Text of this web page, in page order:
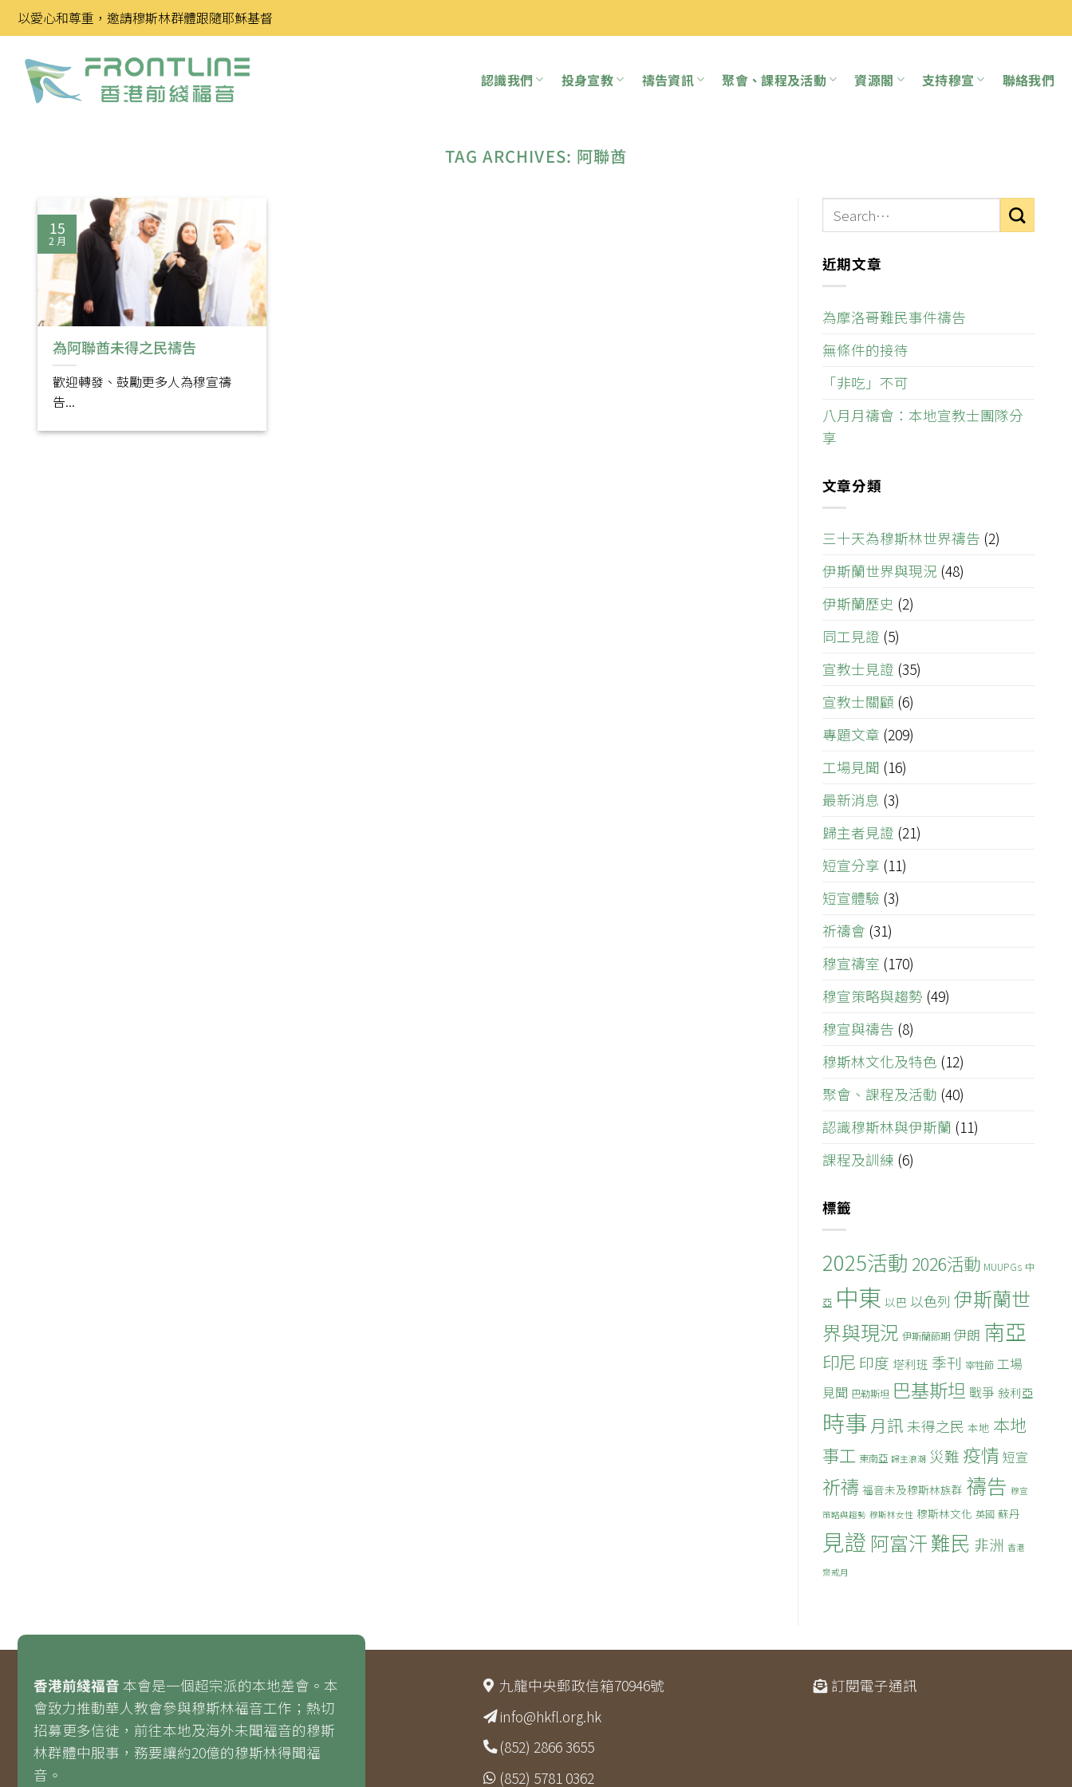
Skip
to
content
以愛心和尊重，邀請穆斯林群體跟隨耶穌基督
認識我們 投身宣教 禱告資訊 聚會、課程及活動 資源閣 支持穆宣 聯絡我們
TAG ARCHIVES: 阿聯酋
為阿聯酋未得之民禱告
歡迎轉發、鼓勵更多人為穆宣禱
告...
15
2 月
近期文章
為摩洛哥難民事件禱告
無條件的接待
「非吃」不可
八月月禱會：本地宣教士團隊分
享
文章分類
三十天為穆斯林世界禱告 (2)
伊斯蘭世界與現況 (48)
伊斯蘭歷史 (2)
同工見證 (5)
宣教士見證 (35)
宣教士關顧 (6)
專題文章 (209)
工場見聞 (16)
最新消息 (3)
歸主者見證 (21)
短宣分享 (11)
短宣體驗 (3)
祈禱會 (31)
穆宣禱室 (170)
穆宣策略與趨勢 (49)
穆宣與禱告 (8)
穆斯林文化及特色 (12)
聚會、課程及活動 (40)
認識穆斯林與伊斯蘭 (11)
課程及訓練 (6)
標籤
2025活動 2026活動 MUUPGs 中
亞 中東 以巴 以色列 伊斯蘭世
界與現況 伊斯蘭節期 伊朗 南亞
印尼 印度 塔利班 季刊 宰牲節 工場
見聞 巴勒斯坦 巴基斯坦 戰爭 敍利亞
時事 月訊未得之民 本地 本地
事工 東南亞 歸主浪潮 災難 疫情 短宣
祈禱 福音未及穆斯林族群 禱告 穆宣
策略與趨勢 穆斯林女性 穆斯林文化 英國 蘇丹
見證 阿富汗難民 非洲 香港
齋戒月
香港前綫福音 本會是一個超宗派的本地差會。本
會致力推動華人教會參與穆斯林福音工作；熱切
招募更多信徒，前往本地及海外未聞福音的穆斯
林群體中服事，務要讓約20億的穆斯林得聞福
音。
九龍中央郵政信箱70946號
info@hkfl.org.hk
(852) 2866 3655
(852) 5781 0362
訂閱電子通訊